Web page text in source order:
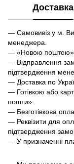
Доставка
— Самовивіз у м.
менеджера.
— «Новою поштою»
— Відправлення
підтвердження
— Доставка по
— Готівкою або
пошти».
— Безготівкова
— Реквізити для
підтвердження
— У призначенні